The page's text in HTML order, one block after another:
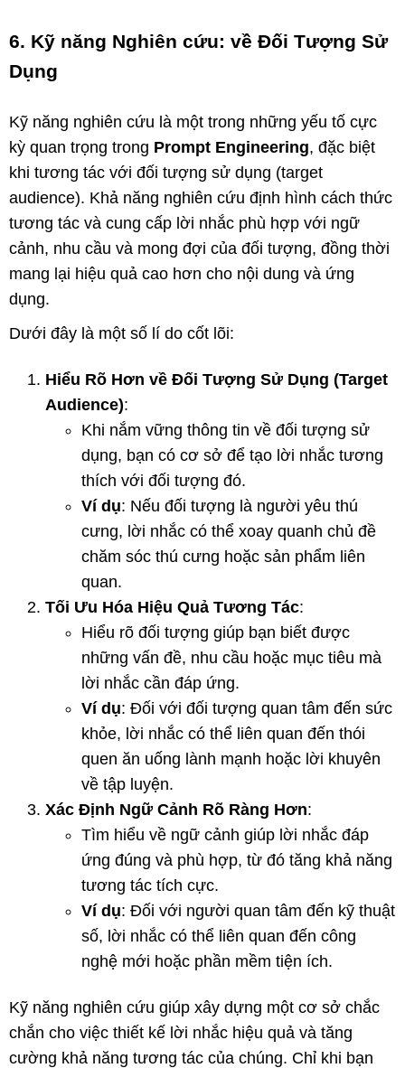
6. Kỹ năng Nghiên cứu: về Đối Tượng Sử
Dụng
Kỹ năng nghiên cứu là một trong những yếu tố cực
kỳ quan trọng trong Prompt Engineering, đặc biệt
khi tương tác với đối tượng sử dụng (target
audience). Khả năng nghiên cứu định hình cách thức
tương tác và cung cấp lời nhắc phù hợp với ngữ
cảnh, nhu cầu và mong đợi của đối tượng, đồng thời
mang lại hiệu quả cao hơn cho nội dung và ứng
dụng.
Dưới đây là một số lí do cốt lõi:
Hiểu Rõ Hơn về Đối Tượng Sử Dụng (Target
Audience):
Khi nắm vững thông tin về đối tượng sử
dụng, bạn có cơ sở để tạo lời nhắc tương
thích với đối tượng đó.
Ví dụ: Nếu đối tượng là người yêu thú
cưng, lời nhắc có thể xoay quanh chủ đề
chăm sóc thú cưng hoặc sản phẩm liên
quan.
Tối Ưu Hóa Hiệu Quả Tương Tác:
Hiểu rõ đối tượng giúp bạn biết được
những vấn đề, nhu cầu hoặc mục tiêu mà
lời nhắc cần đáp ứng.
Ví dụ: Đối với đối tượng quan tâm đến sức
khỏe, lời nhắc có thể liên quan đến thói
quen ăn uống lành mạnh hoặc lời khuyên
về tập luyện.
Xác Định Ngữ Cảnh Rõ Ràng Hơn:
Tìm hiểu về ngữ cảnh giúp lời nhắc đáp
ứng đúng và phù hợp, từ đó tăng khả năng
tương tác tích cực.
Ví dụ: Đối với người quan tâm đến kỹ thuật
số, lời nhắc có thể liên quan đến công
nghệ mới hoặc phần mềm tiện ích.
Kỹ năng nghiên cứu giúp xây dựng một cơ sở chắc
chắn cho việc thiết kế lời nhắc hiệu quả và tăng
cường khả năng tương tác của chúng. Chỉ khi bạn